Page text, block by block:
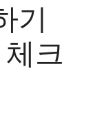
기
크